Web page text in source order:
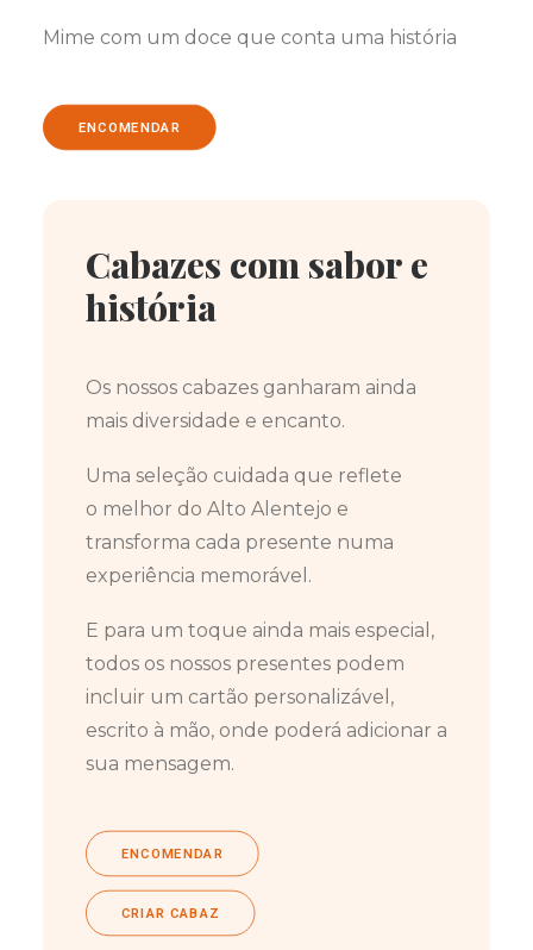
Mime com um doce que conta uma história
ENCOMENDAR
Cabazes com sabor e
história
Os nossos cabazes ganharam ainda
mais diversidade e encanto.
Uma seleção cuidada que reflete
o melhor do Alto Alentejo e
transforma cada presente numa
experiência memorável.
E para um toque ainda mais especial,
todos os nossos presentes podem
incluir um cartão personalizável,
escrito à mão, onde poderá adicionar a
sua mensagem.
ENCOMENDAR
CRIAR CABAZ